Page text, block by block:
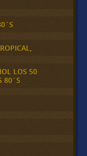
LOS 50
80´S